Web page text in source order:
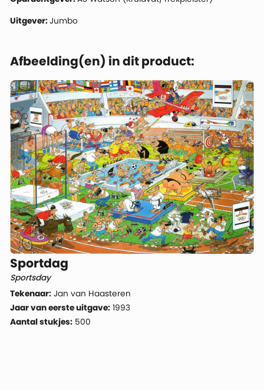
Uitgever:Jumbo
Afbeelding(en) in dit product:
Sportdag
Sportsday
Tekenaar: Jan van Haasteren
Jaar van eerste uitgave: 1993
Aantal stukjes: 500